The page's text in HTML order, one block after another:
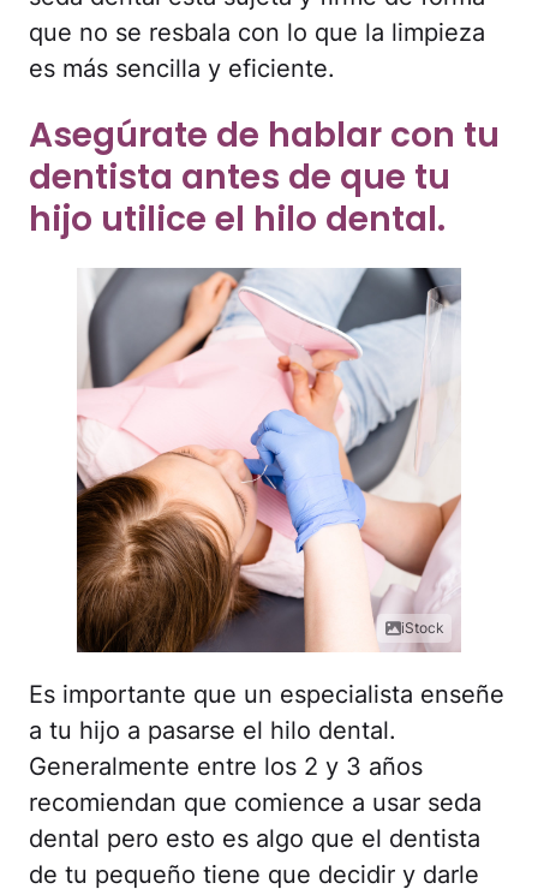
que no se resbala con lo que la limpieza
es más sencilla y eficiente.
Asegúrate de hablar con tu
dentista antes de que tu
hijo utilice el hilo dental.
iStock
Es importante que un especialista enseñe
a tu hijo a pasarse el hilo dental.
Generalmente entre los 2 y 3 años
recomiendan que comience a usar seda
dental pero esto es algo que el dentista
de tu pequeño tiene que decidir y darle